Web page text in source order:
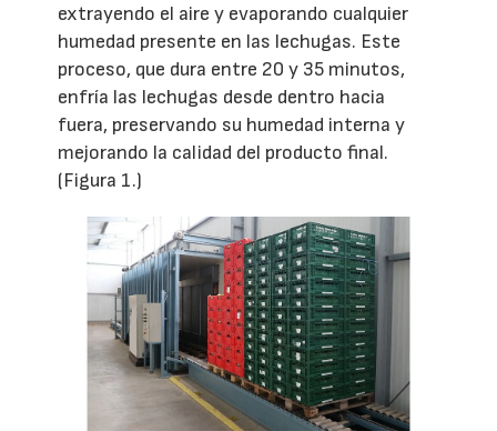
extrayendo el aire y evaporando cualquier
humedad presente en las lechugas. Este
proceso, que dura entre 20 y 35 minutos,
enfría las lechugas desde dentro hacia
fuera, preservando su humedad interna y
mejorando la calidad del producto final.
(Figura 1.)